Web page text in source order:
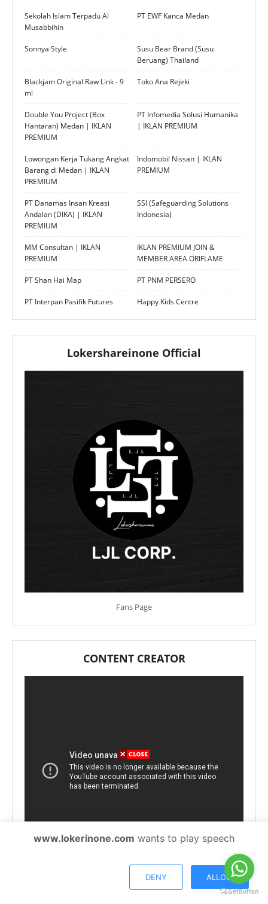
Sekolah Islam Terpadu Al
Musabbihin
PT EWF Kanca Medan
Sonnya Style
Susu Bear Brand (Susu
Beruang) Thailand
Blackjam Original Raw Link - 9
ml
Toko Ana Rejeki
Double You Project (Box
Hantaran) Medan | IKLAN
PREMIUM
PT Infomedia Solusi Humanika
| IKLAN PREMIUM
Lowongan Kerja Tukang Angkat
Barang di Medan | IKLAN
PREMIUM
Indomobil Nissan | IKLAN
PREMIUM
PT Danamas Insan Kreasi
Andalan (DIKA) | IKLAN
PREMIUM
SSI (Safeguarding Solutions
Indonesia)
MM Consultan | IKLAN
PREMIUM
IKLAN PREMIUM JOIN &
MEMBER AREA ORIFLAME
PT Shan Hai Map PT PNM PERSERO
PT Interpan Pasifik Futures Happy Kids Centre
Lokershareinone Official
Fans Page
CONTENT CREATOR
www.lokerinone.com wants to play speech
DENY ALLOW